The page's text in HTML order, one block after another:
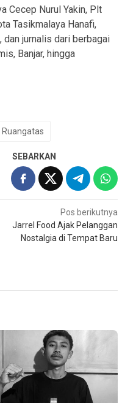
Cecep Nurul Yakin, Plt
Tasikmalaya Hanafi,
jurnalis dari berbagai
Banjar, hingga
Ruangatas
SEBARKAN
Pos berikutnya
Jarrel Food Ajak Pelanggan
Nostalgia di Tempat Baru